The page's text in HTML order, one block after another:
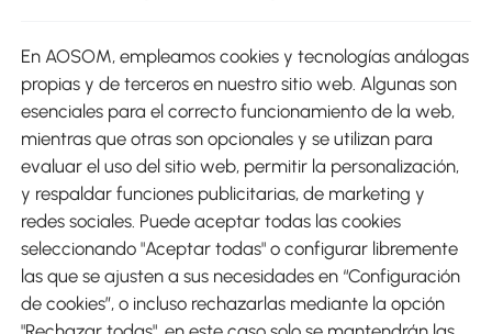
Métodos de Pago
Envíos
En AOSOM, empleamos cookies y tecnologías análogas
propias y de terceros en nuestro sitio web. Algunas son
esenciales para el correcto funcionamiento de la web,
mientras que otras son opcionales y se utilizan para
evaluar el uso del sitio web, permitir la personalización,
y respaldar funciones publicitarias, de marketing y
redes sociales. Puede aceptar todas las cookies
seleccionando "Aceptar todas" o configurar libremente
las que se ajusten a sus necesidades en “Configuración
de cookies”, o incluso rechazarlas mediante la opción